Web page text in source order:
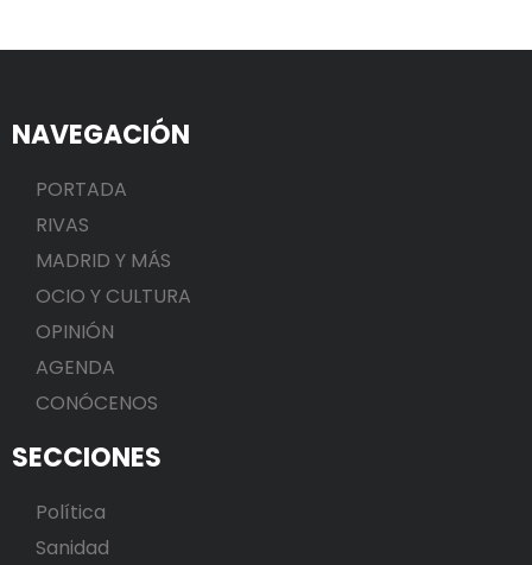
NAVEGACIÓN
PORTADA
RIVAS
MADRID Y MÁS
OCIO Y CULTURA
OPINIÓN
AGENDA
CONÓCENOS
SECCIONES
Política
Sanidad